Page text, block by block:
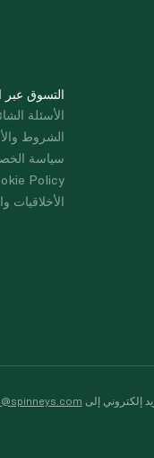
التسوق عبر
الأسئلة
الشروط
سياسة
Policy
الأخلاقيات
إلكتروني إلى